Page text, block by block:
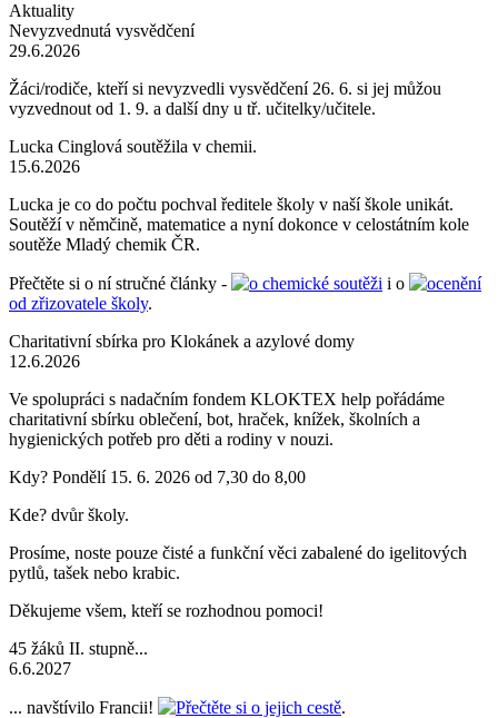
Aktuality
Nevyzvednutá vysvědčení
29.6.2026
Žáci/rodiče, kteří si nevyzvedli vysvědčení 26. 6. si jej můžou
vyzvednout od 1. 9. a další dny u tř. učitelky/učitele.
Lucka Cinglová soutěžila v chemii.
15.6.2026
Lucka je co do počtu pochval ředitele školy v naší škole unikát.
Soutěží v němčině, matematice a nyní dokonce v celostátním kole
soutěže Mladý chemik ČR.
Přečtěte si o ní stručné články - o chemické soutěži i o
ocenění
od zřizovatele školy.
Charitativní sbírka pro Klokánek a azylové domy
12.6.2026
Ve spolupráci s nadačním fondem KLOKTEX help pořádáme
charitativní sbírku oblečení, bot, hraček, knížek, školních a
hygienických potřeb pro děti a rodiny v nouzi.
Kdy? Pondělí 15. 6. 2026 od 7,30 do 8,00
Kde? dvůr školy.
Prosíme, noste pouze čisté a funkční věci zabalené do igelitových
pytlů, tašek nebo krabic.
Děkujeme všem, kteří se rozhodnou pomoci!
45 žáků II. stupně...
6.6.2027
... navštívilo Francii! Přečtěte si o jejich cestě.